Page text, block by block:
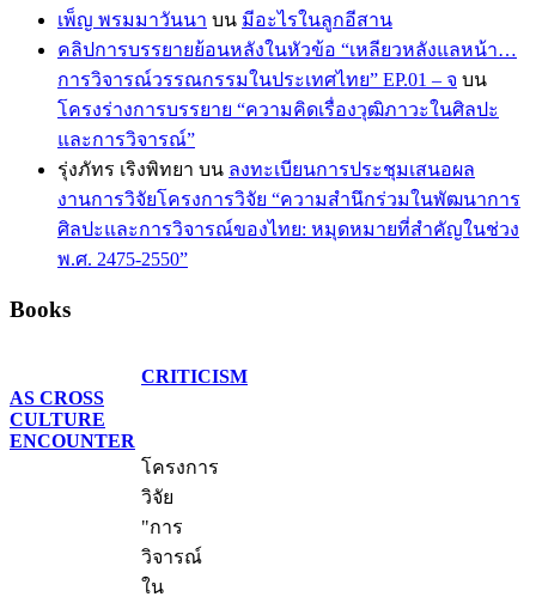
เพ็ญ พรมมาวันนา บน มีอะไรในลูกอีสาน
คลิปการบรรยายย้อนหลังในหัวข้อ “เหลียวหลังแลหน้า…
การวิจารณ์วรรณกรรมในประเทศไทย” EP.01 – จ บน
โครงร่างการบรรยาย “ความคิดเรื่องวุฒิภาวะในศิลปะ
และการวิจารณ์”
รุ่งภัทร เริงพิทยา บน ลงทะเบียนการประชุมเสนอผล
งานการวิจัยโครงการวิจัย “ความสำนึกร่วมในพัฒนาการ
ศิลปะและการวิจารณ์ของไทย: หมุดหมายที่สำคัญในช่วง
พ.ศ. 2475-2550”
Books
CRITICISM
AS CROSS
CULTURE
ENCOUNTER
โครงการ
วิจัย
"การ
วิจารณ์
ใน